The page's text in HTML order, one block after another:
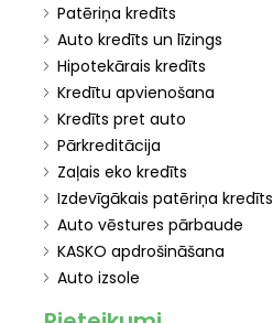
Patēriņa kredīts
Auto kredīts un līzings
Hipotekārais kredīts
Kredītu apvienošana
Kredīts pret auto
Pārkreditācija
Zaļais eko kredīts
Izdevīgākais patēriņa kredīts
Auto vēstures pārbaude
KASKO apdrošināšana
Auto izsole